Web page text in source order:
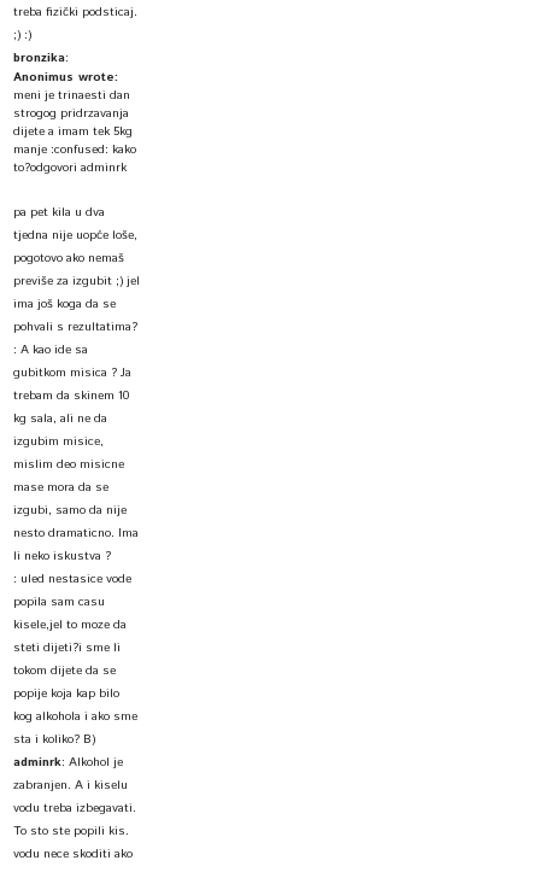
treba fizički podsticaj.
;) :)
bronzika:
Anonimus wrote:
meni je trinaesti dan
strogog pridrzavanja
dijete a imam tek 5kg
manje :confused: kako
to?odgovori adminrk
pa pet kila u dva
tjedna nije uopće loše,
pogotovo ako nemaš
previše za izgubit ;) jel
ima još koga da se
pohvali s rezultatima?
:A kao ide sa
gubitkom misica ? Ja
trebam da skinem 10
kg sala, ali ne da
izgubim misice,
mislim deo misicne
mase mora da se
izgubi, samo da nije
nesto dramaticno. Ima
li neko iskustva ?
: uled nestasice vode
popila sam casu
kisele,jel to moze da
steti dijeti?i sme li
tokom dijete da se
popije koja kap bilo
kog alkohola i ako sme
sta i koliko? B)
adminrk:Alkohol je
zabranjen. A i kiselu
vodu treba izbegavati.
To sto ste popili kis.
vodu nece skoditi ako